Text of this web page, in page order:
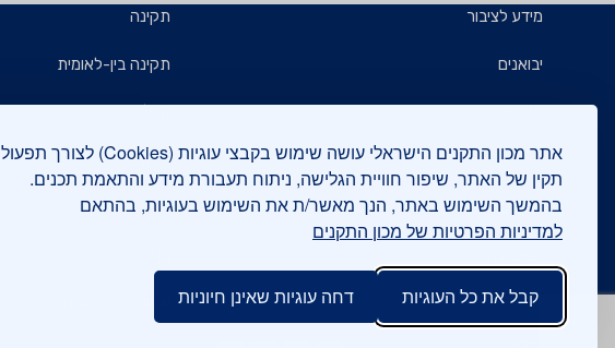
אתר מכון התקנים הישראלי עושה שימוש בקבצי עוגיות (Cookies) לצורך תפעול
תקין של האתר, שיפור חוויית הגלישה, ניתוח תעבורת מידע והתאמת תכנים.
בהמשך השימוש באתר, הנך מאשר/ת את השימוש בעוגיות, בהתאם
למדיניות הפרטיות של מכון התקנים
קבל את כל העוגיות דחה עוגיות שאינן חיוניות
מידע לציבור
יבואנים
תו תקן
תו ירוק
יצואנים
תקינה
תקינה בין-לאומית
קבלנים ויזמים
תעשיינים
בדיקות